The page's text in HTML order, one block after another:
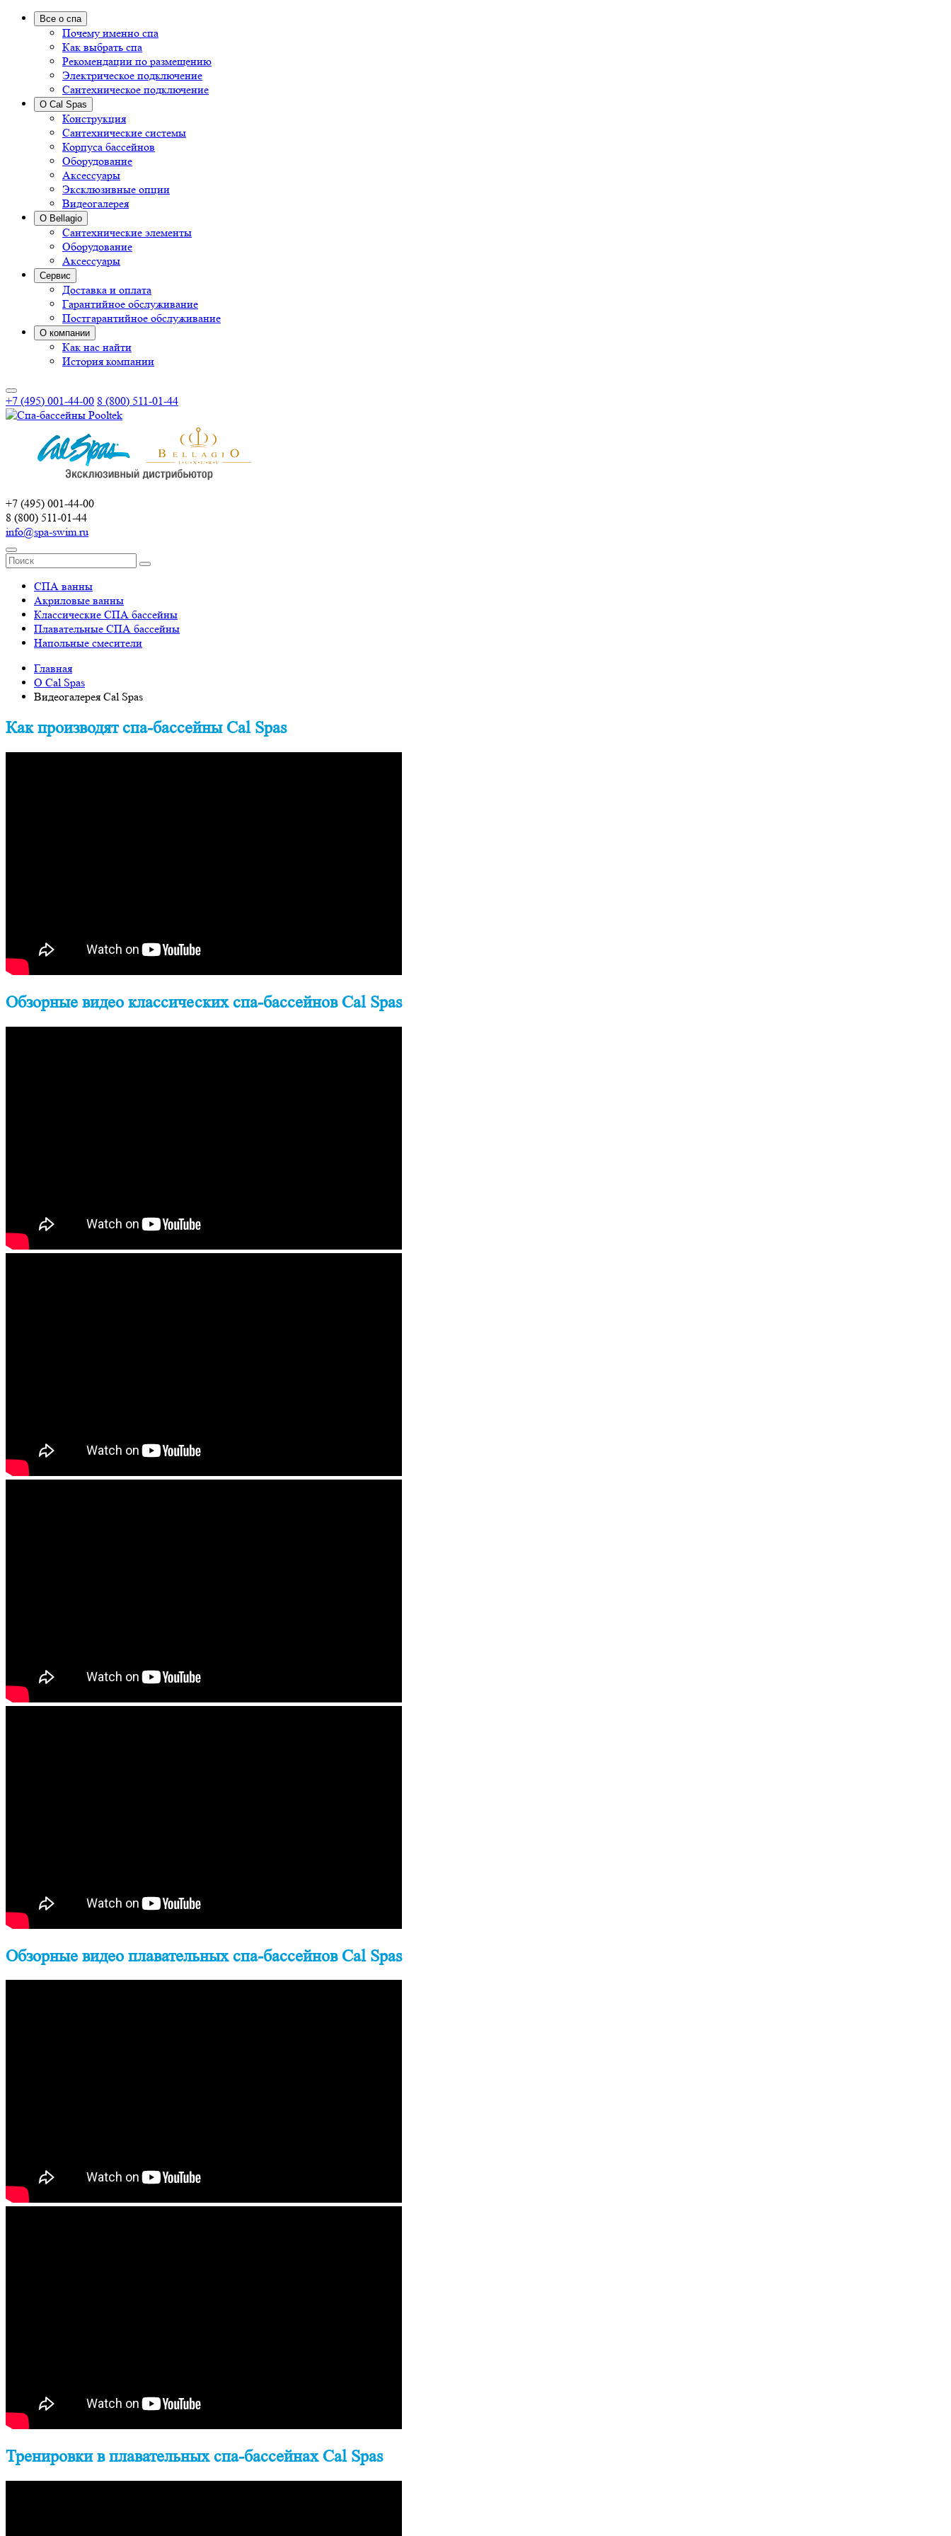
Все о спа
Почему именно спа
Как выбрать спа
Рекомендации по размещению
Электрическое подключение
Сантехническое подключение
О Cal Spas
Конструкция
Сантехнические системы
Корпуса бассейнов
Оборудование
Аксессуары
Эксклюзивные опции
Видеогалерея
О Bellagio
Сантехнические элементы
Оборудование
Аксессуары
Сервис
Доставка и оплата
Гарантийное обслуживание
Постгарантийное обслуживание
О компании
Как нас найти
История компании
+7 (495) 001-44-00 8 (800) 511-01-44
+7 (495) 001-44-00
8 (800) 511-01-44
info@spa-swim.ru
СПА ванны
Акриловые ванны
Классические СПА бассейны
Плавательные СПА бассейны
Напольные смесители
Главная
О Cal Spas
Видеогалерея Cal Spas
Как производят спа-бассейны Cal Spas
Обзорные видео классических спа-бассейнов Cal Spas
Обзорные видео плавательных спа-бассейнов Cal Spas
Тренировки в плавательных спа-бассейнах Cal Spas